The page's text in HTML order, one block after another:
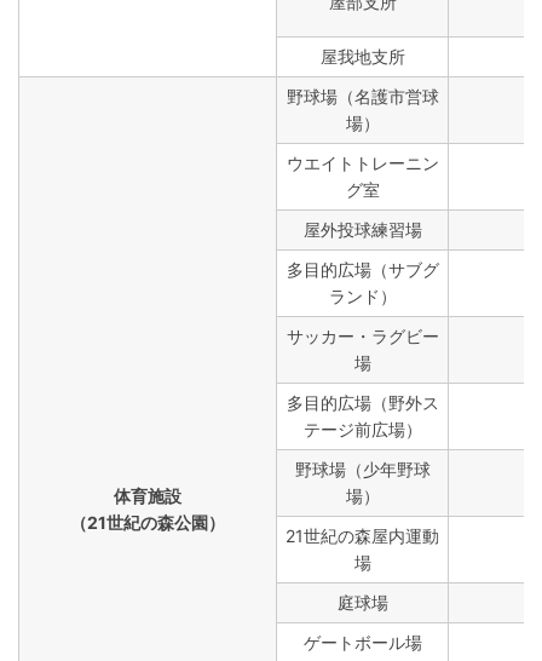
屋我地支所
体育施設
（21世紀の森公園）
野球場（名護市営球
場）
ウエイトトレーニン
グ室
屋外投球練習場
多目的広場（サブグ
ランド）
サッカー・ラグビー
場
多目的広場（野外ス
テージ前広場）
野球場（少年野球
場）
21世紀の森屋内運動
場
庭球場
ゲートボール場